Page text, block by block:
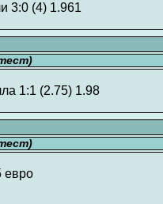
3:0 (4) 1.961
1:1 (2.75) 1.98
евро